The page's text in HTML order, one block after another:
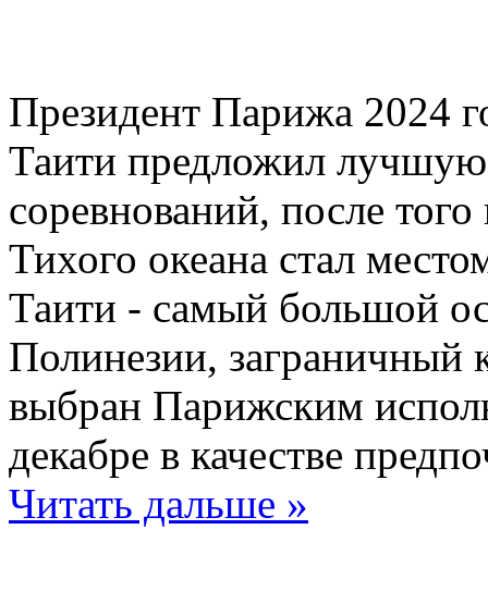
Президент Парижа 2024
Таити предложил
соревнований, после
Тихого океана стал
Таити - самый большой
Полинезии, заграничный
выбран Парижским
декабре в качестве
Читать дальше »